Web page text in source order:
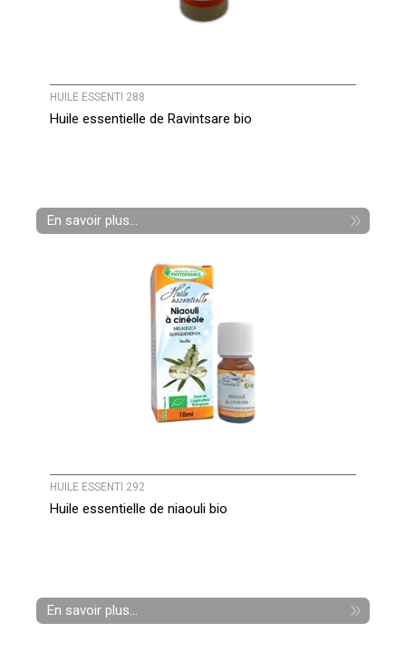
HUILE ESSENTI 288
Huile essentielle de Ravintsare bio
En savoir plus...
HUILE ESSENTI 292
Huile essentielle de niaouli bio
En savoir plus...